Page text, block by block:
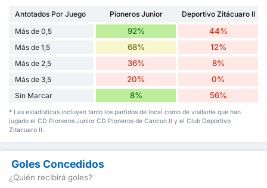
Antotados Por Juego Pioneros Junior
Deportivo Zitácuaro II
Más de 0,5
92% 44%
Más de 1,5 68% 12%
Más de 2,5 36% 8%
Más de 3,5 20% 0%
Sin Marcar 8% 56%
* Las estadísticas incluyen tanto los partidos de local como de visitante que han
jugado el CD Pioneros Junior CD Pioneros de Cancun II y el Club Deportivo
Zitacuaro II.
Goles Concedidos
¿Quién recibirá goles?